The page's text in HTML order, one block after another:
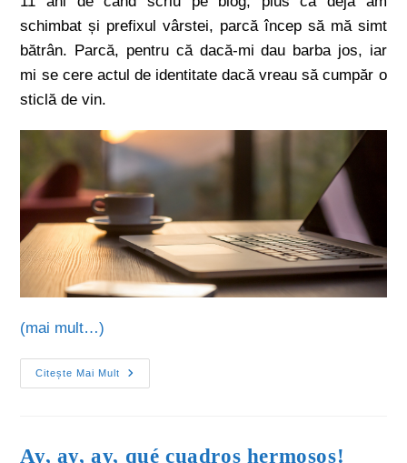
schimbat și prefixul vârstei, parcă încep să mă simt
bătrân. Parcă, pentru că dacă-mi dau barba jos, iar
mi se cere actul de identitate dacă vreau să cumpăr o
sticlă de vin.
(mai mult…)
Citește Mai Mult
Ay, ay, ay, qué cuadros hermosos!